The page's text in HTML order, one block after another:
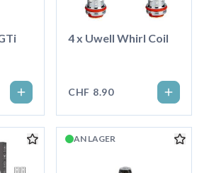
4 x Uwell Whirl Coil
CHF 8.90
AN LAGER